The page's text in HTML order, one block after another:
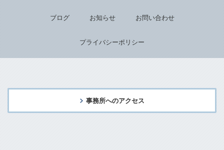
ブログ お知らせ お問い合わせ
プライバシーポリシー
事務所へのアクセス